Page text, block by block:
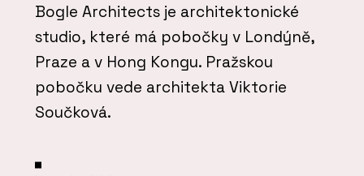
Bogle Architects je architektonické
studio, které má pobočky v Londýně,
Praze a v Hong Kongu. Pražskou
pobočku vede architekta Viktorie
Součková.